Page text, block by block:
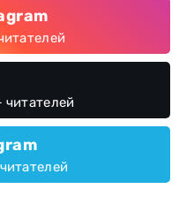
читателей